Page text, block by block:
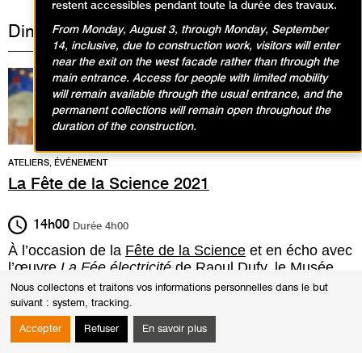
Nous collectons et traitons vos informations personnelles dans le but
suivant : system, tracking.
Accepter Refuser En savoir plus
Dimanche 10 octobre 2021
La Fête de la Science 2021
ATELIERS, ÉVÉNEMENT
14h00 Durée 4h00
À l’occasion de la Fête de la Science et en écho avec
l’œuvre La Fée électricité de Raoul Dufy, le Musée
d’Art Moderne de Paris, en partenariat avec EDF et
Nexans, vous propose des ateliers en famille autour
de l’électricité.
restent accessibles pendant toute la durée des travaux.
From Monday, August 3, through Monday, September
14, inclusive, due to construction work, visitors will enter
near the exit on the west facade rather than through the
main entrance. Access for people with limited mobility
will remain available through the usual entrance, and the
permanent collections will remain open throughout the
duration of the construction.